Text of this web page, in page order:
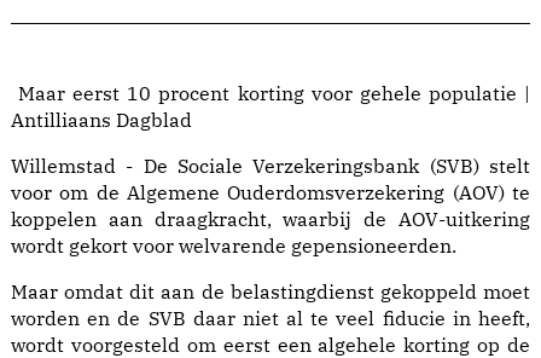
Maar eerst 10 procent korting voor gehele populatie |
Antilliaans Dagblad
Willemstad - De Sociale Verzekeringsbank (SVB) stelt
voor om de Algemene Ouderdomsverzekering (AOV) te
koppelen aan draagkracht, waarbij de AOV-uitkering
wordt gekort voor welvarende gepensioneerden.
Maar omdat dit aan de belastingdienst gekoppeld moet
worden en de SVB daar niet al te veel fiducie in heeft,
wordt voorgesteld om eerst een algehele korting op de